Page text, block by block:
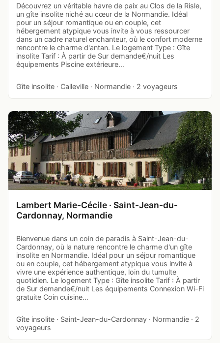
Découvrez un véritable havre de paix au Clos de la Risle,
un gîte insolite niché au cœur de la Normandie. Idéal
pour un séjour romantique ou en couple, cet
hébergement atypique vous invite à vous ressourcer
dans un cadre naturel enchanteur, où le confort moderne
rencontre le charme d'antan. Le logement Type : Gîte
insolite Tarif : À partir de Sur demande€/nuit Les
équipements Piscine extérieure…
Gîte insolite · Calleville · Normandie · 2 voyageurs
Lambert Marie-Cécile · Saint-Jean-du-
Cardonnay, Normandie
Bienvenue dans un coin de paradis à Saint-Jean-du-
Cardonnay, où la nature rencontre le charme d'un gîte
insolite en Normandie. Idéal pour un séjour romantique
ou en couple, cet hébergement atypique vous invite à
vivre une expérience authentique, loin du tumulte
quotidien. Le logement Type : Gîte insolite Tarif : À partir
de Sur demande€/nuit Les équipements Connexion Wi-Fi
gratuite Coin cuisine…
Gîte insolite · Saint-Jean-du-Cardonnay · Normandie · 2
voyageurs